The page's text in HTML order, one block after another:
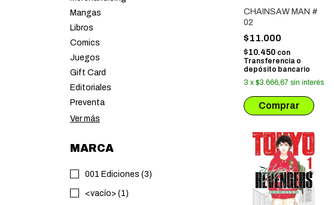
Mangas
Libros
Comics
Juegos
Gift Card
Editoriales
Preventa
Ver más
MARCA
001 Ediciones (3)
<vacío> (1)
CHAINSAW MAN #
02
$11.000
$10.450 con
Transferencia o
depósito bancario
3 x $3.666,67 sin interés